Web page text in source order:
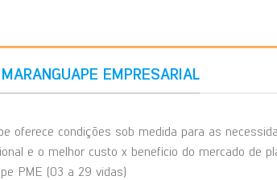
EMPRESARIAL
oferece condições sob medida para as
e o melhor custo x benefício do mercado de
PME (03 a 29 vidas)